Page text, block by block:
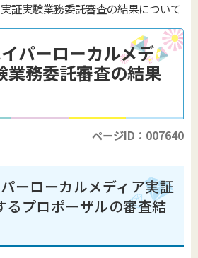
証実験業務委託審査の結果について
パーローカルメデ
業務委託審査の結果
ページID：007640
ーローカルメディア実証
るプロポーザルの審査結